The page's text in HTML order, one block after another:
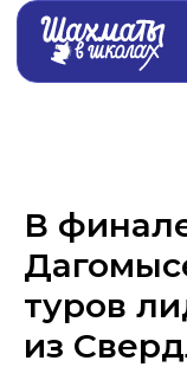
В
туров
из